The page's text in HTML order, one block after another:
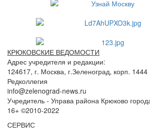
КРЮКОВСКИЕ ВЕДОМОСТИ
Адрес учредителя и редакции:
124617, г. Москва, г.Зеленоград, корп. 1444
Редколлегия
info@zelenograd-news.ru
Учредитель - Управа района Крюково
16+ ©2010-2022
СЕРВИС